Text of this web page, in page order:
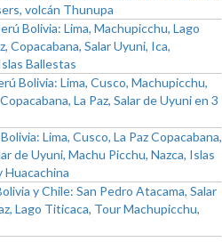
volcán Thunupa
Bolivia: Lima, Machupicchu, Lago
Copacabana, Salar Uyuni, Ica,
Ballestas
Bolivia: Lima, Cusco, Machupicchu,
La Paz, Salar de Uyuni en 3
Lima, Cusco, La Paz Copacabana,
de Uyuni, Machu Picchu, Nazca, Islas
Huacachina
y Chile: San Pedro Atacama, Salar
Lago Titicaca, Tour Machupicchu,